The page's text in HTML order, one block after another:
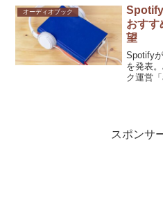
しにつ
オーディオブック
Spotify
おすす
望
Spotify
を発表
ク運営
介。
スポンサ